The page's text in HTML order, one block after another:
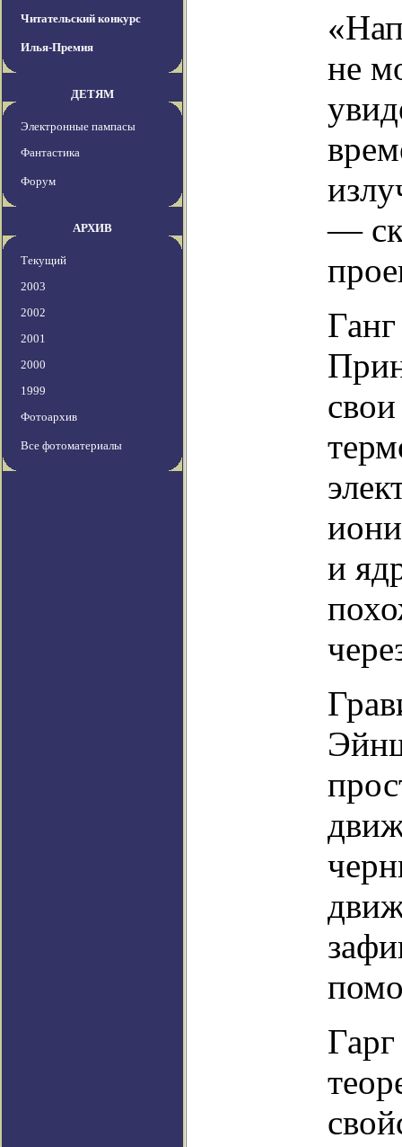
Читательский конкурс
Илья-Премия
ДЕТЯМ
Электронные пампасы
Фантастика
Форум
АРХИВ
Текущий
2003
2002
2001
2000
1999
Фотоархив
Все фотоматериалы
не
—
и